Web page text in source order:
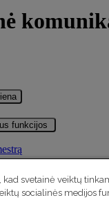
funkcijos
kad svetainė veiktų
socialinės medijos